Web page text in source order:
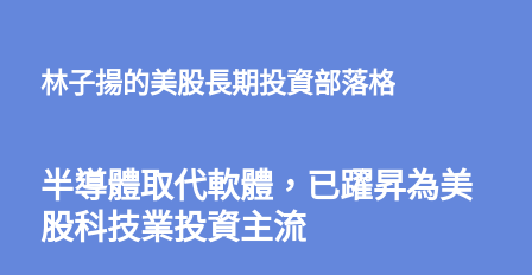
林子揚的美股長期投資部落格
半導體取代軟體，已躍昇為美
股科技業投資主流